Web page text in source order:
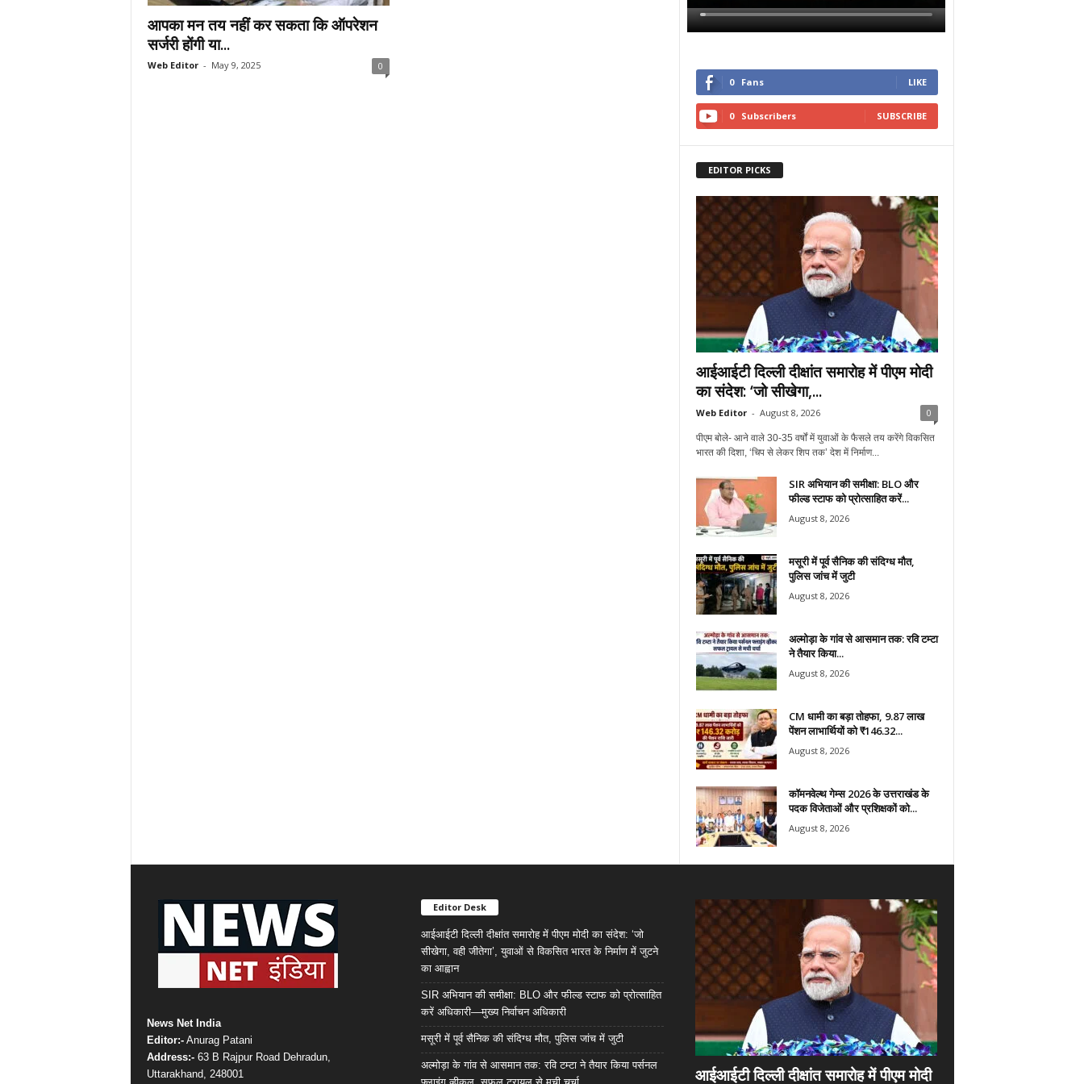
आपका मन तय नहीं कर सकता कि ऑपरेशन
सर्जरी होंगी या...
Web Editor - May 9, 2025 0
0 Fans LIKE
0 Subscribers SUBSCRIBE
EDITOR PICKS
आईआईटी दिल्ली दीक्षांत समारोह में पीएम मोदी
का संदेश: ‘जो सीखेगा,...
Web Editor - August 8, 2026 0
पीएम बोले- आने वाले 30-35 वर्षों में युवाओं के फैसले तय करेंगे विकसित
भारत की दिशा, ‘चिप से लेकर शिप तक’ देश में निर्माण...
SIR अभियान की समीक्षा: BLO और
फील्ड स्टाफ को प्रोत्साहित करें...
August 8, 2026
मसूरी में पूर्व सैनिक की संदिग्ध मौत,
पुलिस जांच में जुटी
August 8, 2026
अल्मोड़ा के गांव से आसमान तक: रवि टम्टा
ने तैयार किया...
August 8, 2026
CM धामी का बड़ा तोहफा, 9.87 लाख
पेंशन लाभार्थियों को ₹146.32...
August 8, 2026
कॉमनवेल्थ गेम्स 2026 के उत्तराखंड के
पदक विजेताओं और प्रशिक्षकों को...
August 8, 2026
News Net India
Editor:-Anurag Patani
Address:-63 B Rajpur Road Dehradun,
Uttarakhand, 248001
Editor Desk
आईआईटी दिल्ली दीक्षांत समारोह में पीएम मोदी का संदेश: ‘जो
सीखेगा, वही जीतेगा’, युवाओं से विकसित भारत के निर्माण में जुटने
का आह्वान
SIR अभियान की समीक्षा: BLO और फील्ड स्टाफ को प्रोत्साहित
करें अधिकारी—मुख्य निर्वाचन अधिकारी
मसूरी में पूर्व सैनिक की संदिग्ध मौत, पुलिस जांच में जुटी
अल्मोड़ा के गांव से आसमान तक: रवि टम्टा ने तैयार किया पर्सनल
आईआईटी दिल्ली दीक्षांत समारोह में पीएम मोदी